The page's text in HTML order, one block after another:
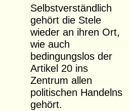
Selbstverständlich
gehört die Stele
wieder an ihren Ort,
wie auch
bedingungslos der
Artikel 20 ins
Zentrum allen
politischen Handelns
gehört.